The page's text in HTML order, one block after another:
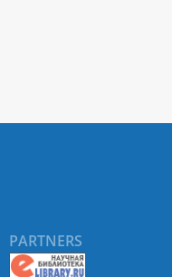
PARTNERS